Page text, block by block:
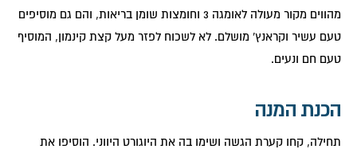
מהווים מקור מעולה לאומגה 3 וחומצות שומן בריאות, והם גם מוסיפים
טעם עשיר וקראנץ' מושלם. לא לשכוח לפזר מעל קצת קינמון, המוסיף
טעם חם ונעים.
הכנת המנה
תחילה, קחו קערת הגשה ושימו בה את היוגורט היווני. הוסיפו את